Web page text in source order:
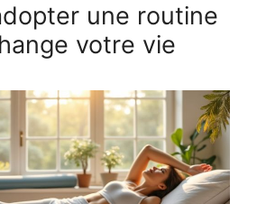
une routine
votre vie